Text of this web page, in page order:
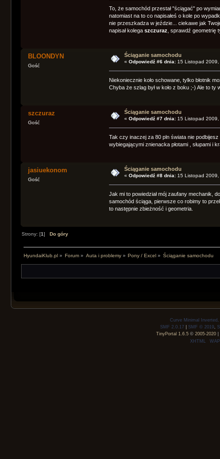
To, że samochód przestał "ściągać" po
natomiast na to co napisałeś o kole po
nie przeszkadza w jeździe... ciekawe jak
napisał kolega szczuraz , sprawdź geometrię
BLOONDYN
Gość
Ściąganie samochodu
«Odpowiedź #6 dnia: 15 Listopad
Niekoniecznie koło schowane, tylko błotnik
Chyba że szlag był w koło z boku ;-) Ale to ty
szczuraz
Gość
Ściąganie samochodu
«Odpowiedź #7 dnia: 15 Listopad
Tak czy inaczej za 80 pln świata nie
wybiegającymi znienacka płotami , słupami i
jasiuekonom
Gość
Ściąganie samochodu
«Odpowiedź #8 dnia: 15 Listopad
Jak mi to powiedział mój zaufany mechanik,
samochód ściąga, pierwsze co robimy to
to następnie zbieżność i geometria.
Strony: [1]Do góry
HyundaiKlub.pl» Forum» Auta i problemy» Pony / Excel » Ściąganie samochodu
Curve Minimal
SMF 2.0.17 |SMF © 2019,
TinyPortal 1.6.5© 2005-2020|
XHTML